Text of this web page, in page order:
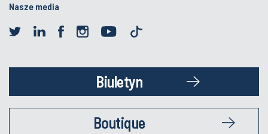
Nasze media
Biuletyn
Boutique